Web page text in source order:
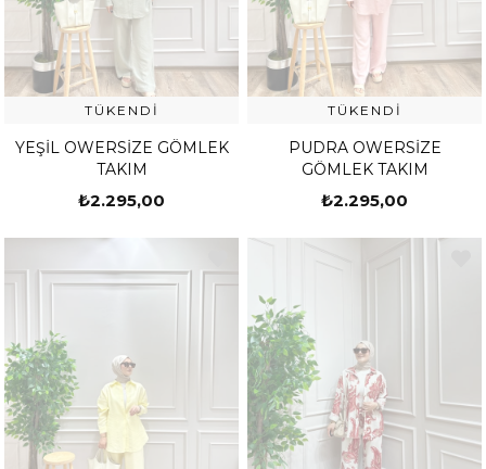
TÜKENDI
YEŞİL OWERSİZE GÖMLEK
TAKIM
₺2.295,00
TÜKENDI
PUDRA OWERSİZE
GÖMLEK TAKIM
₺2.295,00